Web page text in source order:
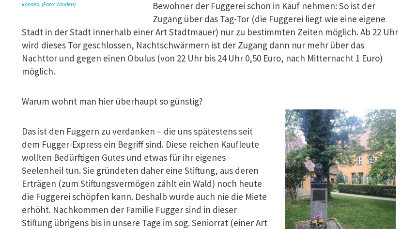
können. (Foto: Winderl)
Bewohner der Fuggerei schon in Kauf nehmen: So ist der
Zugang über das Tag-Tor (die Fuggerei liegt wie eine eigene
Stadt in der Stadt innerhalb einer Art Stadtmauer) nur zu bestimmten Zeiten möglich. Ab 22 Uhr
wird dieses Tor geschlossen, Nachtschwärmern ist der Zugang dann nur mehr über das
Nachttor und gegen einen Obulus (von 22 Uhr bis 24 Uhr 0,50 Euro, nach Mitternacht 1 Euro)
möglich.
Warum wohnt man hier überhaupt so günstig?
Das ist den Fuggern zu verdanken – die uns spätestens seit
dem Fugger-Express ein Begriff sind. Diese reichen Kaufleute
wollten Bedürftigen Gutes und etwas für ihr eigenes
Seelenheil tun. Sie gründeten daher eine Stiftung, aus deren
Erträgen (zum Stiftungsvermögen zählt ein Wald) noch heute
die Fuggerei schöpfen kann. Deshalb wurde auch nie die Miete
erhöht. Nachkommen der Familie Fugger sind in dieser
Stiftung übrigens bis in unsere Tage im sog. Seniorrat (einer Art